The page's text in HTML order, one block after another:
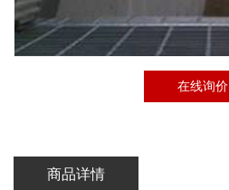
在线询价
商品详情